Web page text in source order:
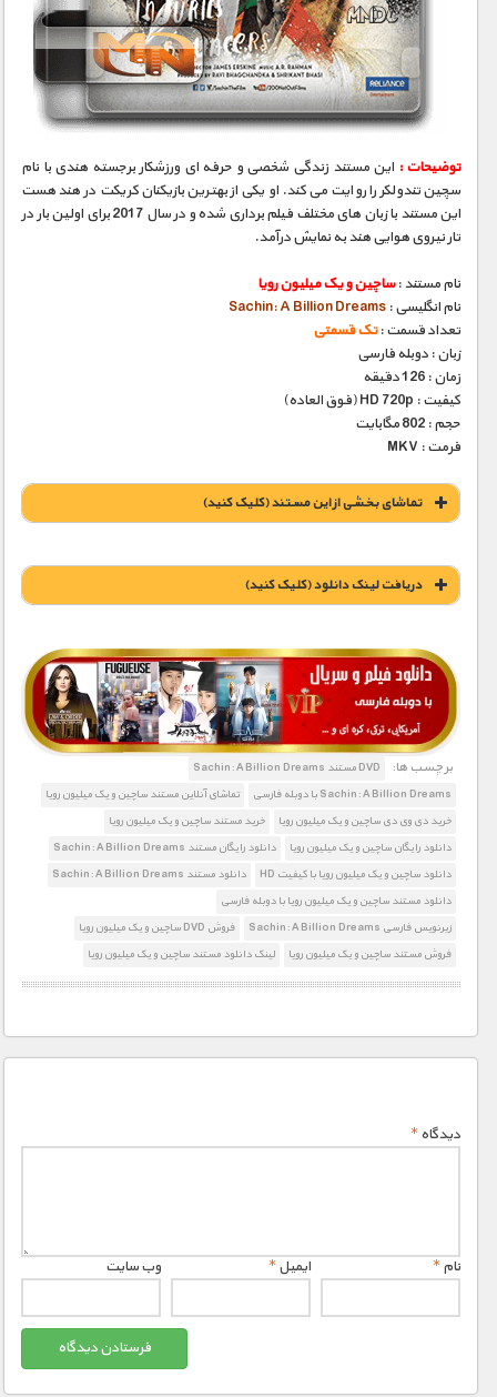
مسابقات / ورزشی
مستند های اختصاصی
توضیحات : این مستند زندگی شخصی و حرفه ای ورزشکار برجسته هندی با نام
سچین تندولکر را روایت می کند. او یکی از بهترین بازیکنان کریکت در هند هست
این مستند با زبان های مختلف فیلم برداری شده و در سال 2017 برای اولین بار در
تار نیروی هوایی هند به نمایش درآمد.
نام مستند :ساچین و یک میلیون رویا
نام انگلیسی : Sachin: A Billion Dreams
تعداد قسمت :تک قسمتی
زبان : دوبله فارسی
زمان : 126 دقیقه
کیفیت : HD 720p (فوق العاده)
حجم : 802 مگابایت
فرمت : MKV
تماشای بخشی از این مستند (کلیک کنید)
دریافت لينک دانلود (کليک کنيد)
1900 تومان – خريد لينک دانلود (افزودن به سبد خريد)
برچسب ها:
DVD مستند Sachin: A Billion Dreams
Sachin: A Billion Dreams با دوبله فارسی
تماشای آنلاین مستند ساچین و یک میلیون رویا
خرید دی وی دی ساچین و یک میلیون رویا
خرید مستند ساچین و یک میلیون رویا
دانلود رایگان ساچین و یک میلیون رویا
دانلود رایگان مستند Sachin: A Billion Dreams
دانلود ساچین و یک میلیون رویا با کیفیت HD
دانلود مستند Sachin: A Billion Dreams
دانلود مستند ساچین و یک میلیون رویا با دوبله فارسی
زیرنویس فارسی Sachin: A Billion Dreams
فروش DVD ساچین و یک میلیون رویا
فروش مستند ساچین و یک میلیون رویا
لینک دانلود مستند ساچین و یک میلیون رویا
دیدگاه*
نام* ایمیل* وب‌ سایت